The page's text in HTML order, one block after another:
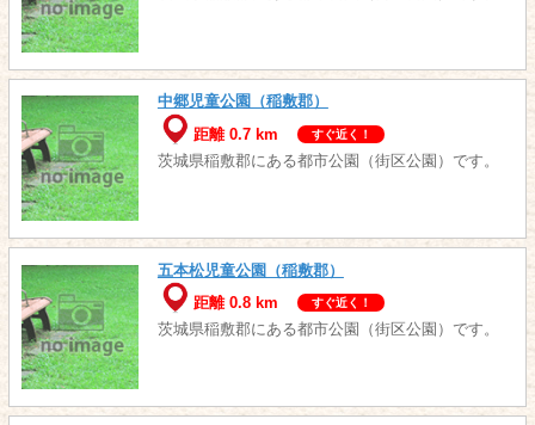
中郷児童公園（稲敷郡）
距離 0.7 km
すぐ近く！
茨城県稲敷郡にある都市公園（街区公園）です。
五本松児童公園（稲敷郡）
距離 0.8 km
すぐ近く！
茨城県稲敷郡にある都市公園（街区公園）です。